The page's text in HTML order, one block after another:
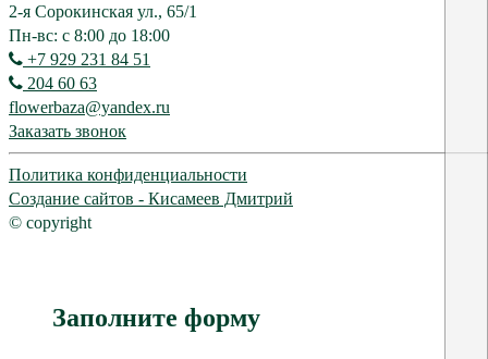
2-я Сорокинская ул., 65/1
Пн-вс: с 8:00 до 18:00
+7 929 231 84 51
204 60 63
flowerbaza@yandex.ru
Заказать звонок
Политика конфиденциальности
Создание сайтов - Кисамеев Дмитрий
© copyright
Заполните форму